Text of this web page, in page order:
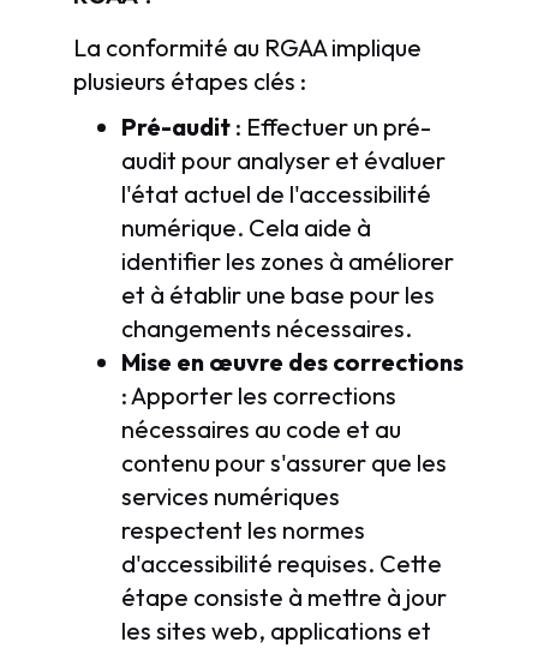
La conformité au RGAA implique
plusieurs étapes clés :
Pré-audit: Effectuer un pré-
audit pour analyser et évaluer
l'état actuel de l'accessibilité
numérique. Cela aide à
identifier les zones à améliorer
et à établir une base pour les
changements nécessaires.
Mise en œuvre des corrections
: Apporter les corrections
nécessaires au code et au
contenu pour s'assurer que les
services numériques
respectent les normes
d'accessibilité requises. Cette
étape consiste à mettre à jour
les sites web, applications et